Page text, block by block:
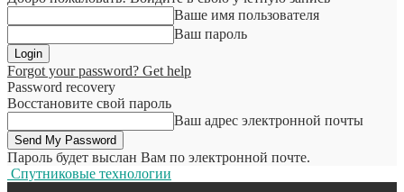
Ваше имя пользователя
Ваш пароль
Forgot your password? Get help
Password recovery
Восстановите свой пароль
Ваш адрес электронной почты
Пароль будет выслан Вам по электронной почте.
Спутниковые технологии